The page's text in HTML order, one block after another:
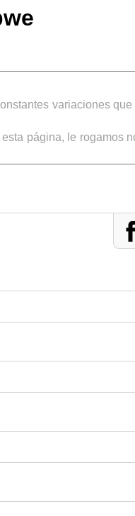
variaciones
página, le rogamos